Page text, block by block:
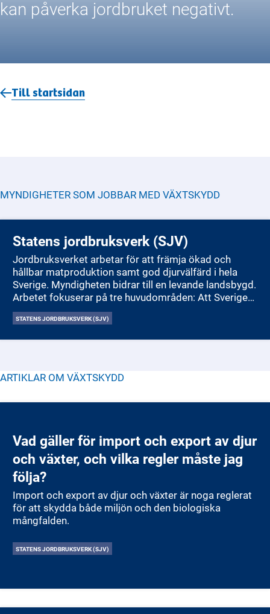
kan påverka jordbruket negativt.
Till startsidan
MYNDIGHETER SOM JOBBAR MEDVÄXTSKYDD
Statens jordbruksverk (SJV)
Jordbruksverket arbetar för att främja ökad och
hållbar matproduktion samt god djurvälfärd i hela
Sverige. Myndigheten bidrar till en levande landsbygd.
Arbetet fokuserar på tre huvudområden: Att Sverige
ska ha en konkurrenskraftig, hållbar och lönsam
matproduktion som ökar. Att Sverige ska nå sina
Jordbruksverket sätter upp mål och delmål för att
STATENS JORDBRUKSVERK (SJV)
ARTIKLAR OM VÄXTSKYDD
Vad gäller för import och export av djur
och växter, och vilka regler måste jag
följa?
Import och export av djur och växter är noga reglerat
för att skydda både miljön och den biologiska
mångfalden.
STATENS JORDBRUKSVERK (SJV)